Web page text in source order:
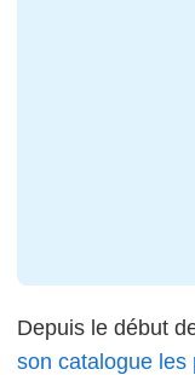
Depuis le début
son catalogue les